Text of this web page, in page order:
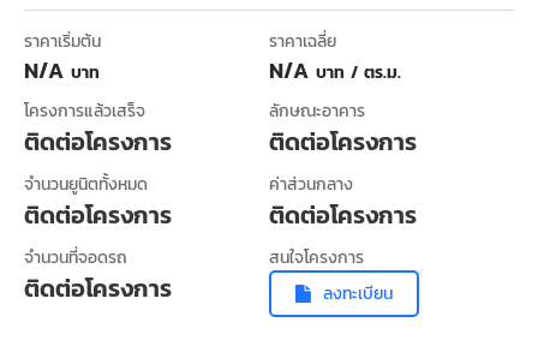
ราคาเริ่มต้น
N/A บาท
ราคาเฉลี่ย
N/A บาท / ตร.ม.
โครงการแล้วเสร็จ
ติดต่อโครงการ
ลักษณะอาคาร
ติดต่อโครงการ
จำนวนยูนิตทั้งหมด
ติดต่อโครงการ
ค่าส่วนกลาง
ติดต่อโครงการ
จำนวนที่จอดรถ
ติดต่อโครงการ
สนใจโครงการ
ลงทะเบียน